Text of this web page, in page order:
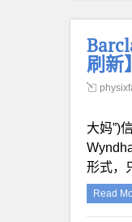
刷新
大妈”)
形式，
Read